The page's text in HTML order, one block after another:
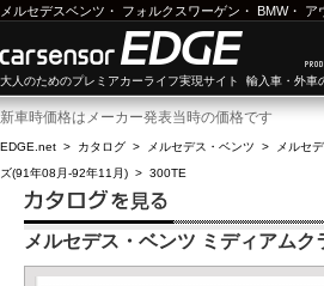
メルセデスベンツ ・ フォルクスワーゲン ・ BMW・ ア
大人のためのプレミアカーライフ実現サイト 輸入車・外車
新車時価格はメーカー発表当時の価格です
EDGE.net > カタログ > メルセデス・ベンツ >
メルセ
ズ(91年08月-92年11月) > 300TE
メルセデス・ベンツ ミディアム